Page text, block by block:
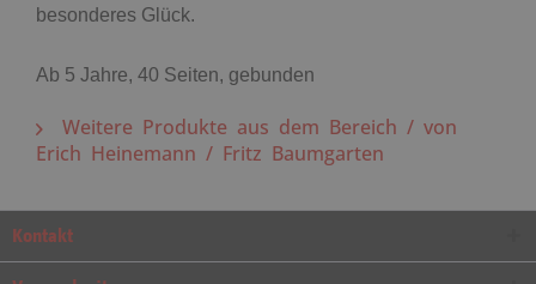
besonderes Glück.
Ab 5 Jahre, 40 Seiten, gebunden
Weitere Produkte aus dem Bereich / von
Erich Heinemann / Fritz Baumgarten
Kontakt